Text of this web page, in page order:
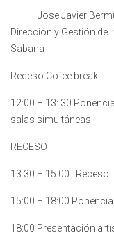
– Jose Javier
Dirección y Gestión de
Sabana
Receso Cofee break
12:00 – 13: 30
salas simultáneas
RECESO
13:30 – 15:00 Receso
15:00 – 18:00
18:00 Presentación